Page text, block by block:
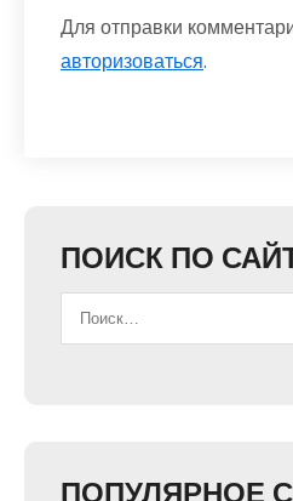
Для отправки
авторизоваться.
ПОИСК ПО